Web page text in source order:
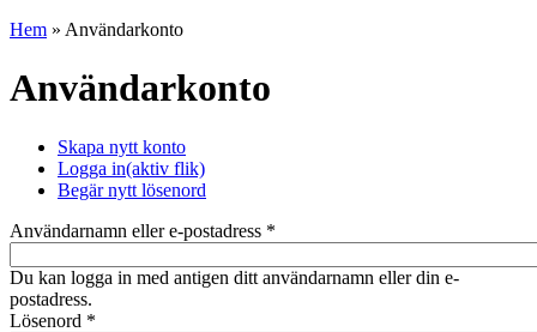
Hem » Användarkonto
Användarkonto
Skapa nytt konto
Logga in(aktiv flik)
Begär nytt lösenord
Användarnamn eller e-postadress *
Du kan logga in med antigen ditt användarnamn eller din e-
postadress.
Lösenord *